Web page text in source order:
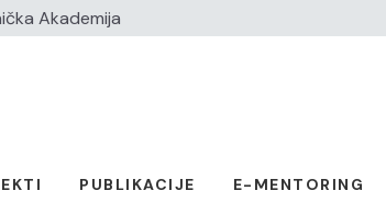
Akademija
PUBLIKACIJE E-MENTORING